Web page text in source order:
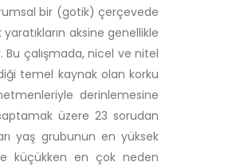
bir (gotik) çerçevede
aksine genellikle
Bu çalışmada, nicel ve nitel
temel kaynak olan korku
derinlemesine
üzere 23 sorudan
yaş grubunun en yüksek
küçükken en çok neden